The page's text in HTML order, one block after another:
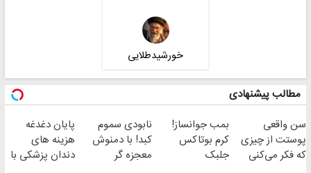
خورشیدطلایی
مطالب پیشنهادی
سن واقعی
پوستت از چیزی
که فکر می‌کنی
بمب جوانساز!
کرم بوتاکس
جلبک
نابودی سموم
کبد! با دمنوش
معجزه گر
پایان دغدغه
هزینه های
دندان پزشکی با